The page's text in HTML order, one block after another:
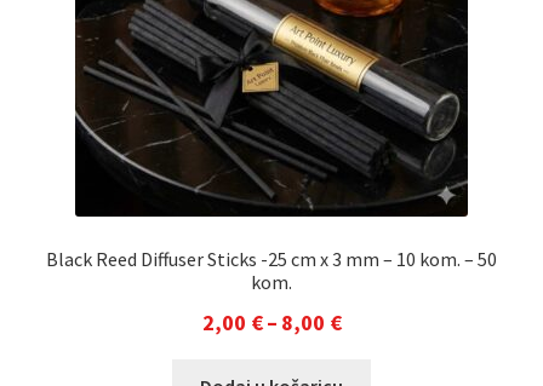
stranici
proizvoda
Black Reed Diffuser Sticks -25 cm x 3 mm – 10 kom. – 50
kom.
2,00 €– 8,00 €Raspon